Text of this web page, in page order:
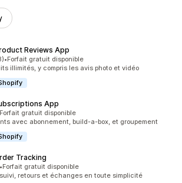
Reviews App
5
total
•Forfait gratuit disponible
illimités, y compris les avis photo et vidéo
App
5
Forfait gratuit disponible
avec abonnement, build-a-box, et groupement
Tracking
5
total
•Forfait gratuit disponible
retours et échanges en toute simplicité